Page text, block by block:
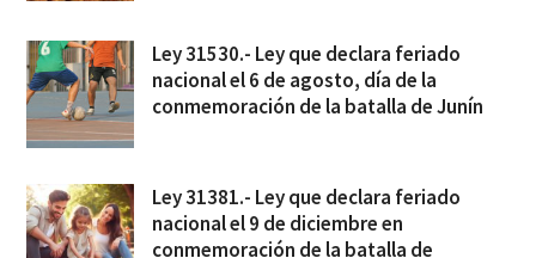
Ley 31530.- Ley que declara feriado
nacional el 6 de agosto, día de la
conmemoración de la batalla de Junín
Ley 31381.- Ley que declara feriado
nacional el 9 de diciembre en
conmemoración de la batalla de